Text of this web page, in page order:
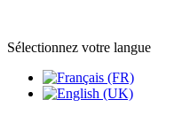
Sélectionnez votre langue